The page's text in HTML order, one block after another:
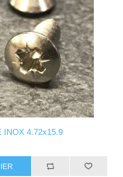
INOX 4.72x15.9